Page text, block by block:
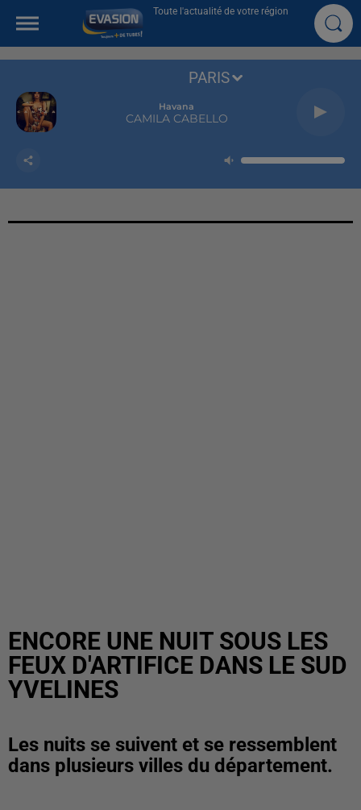
Toute l'actualité de votre région
Havana
CAMILA CABELLO
PARIS
ENCORE UNE NUIT SOUS LES
FEUX D'ARTIFICE DANS LE SUD
YVELINES
Les nuits se suivent et se ressemblent
dans plusieurs villes du département.